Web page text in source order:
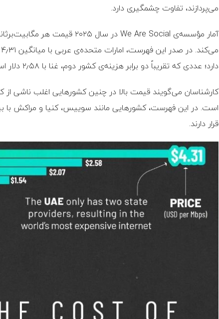
می‌پردازند، تفاوت چشمگیری دارد.
دارد؛ عددی که تقریباً دو برابر هزینه‌ی کشور دوم، غنا با ۲٫۵۸ دلار است.
کارشناسان می‌گویند قیمت بالا در چنین کشورهایی اغلب ناشی
است. در این فهرست، کشورهایی مانند سوییس، کنیا و مراکش با
قرار دارند.